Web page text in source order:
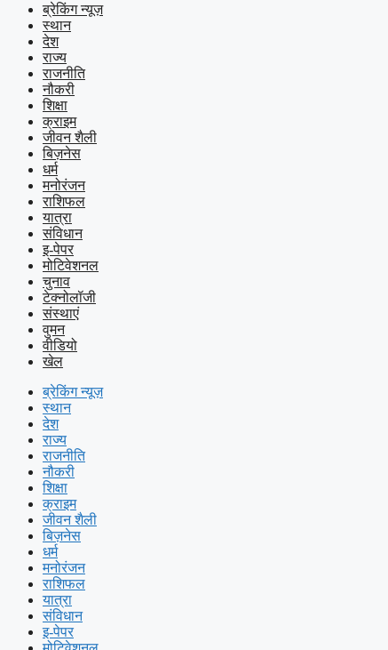
ब्रेकिंग न्यूज़
स्थान
देश
राज्य
राजनीति
नौकरी
शिक्षा
क्राइम
जीवन शैली
बिज़नेस
धर्म
मनोरंजन
राशिफल
यात्रा
संविधान
इ-पेपर
मोटिवेशनल
चुनाव
टेक्नोलॉजी
संस्थाएं
वुमन
वीडियो
खेल
ब्रेकिंग न्यूज़
स्थान
देश
राज्य
राजनीति
नौकरी
शिक्षा
क्राइम
जीवन शैली
बिज़नेस
धर्म
मनोरंजन
राशिफल
यात्रा
संविधान
इ-पेपर